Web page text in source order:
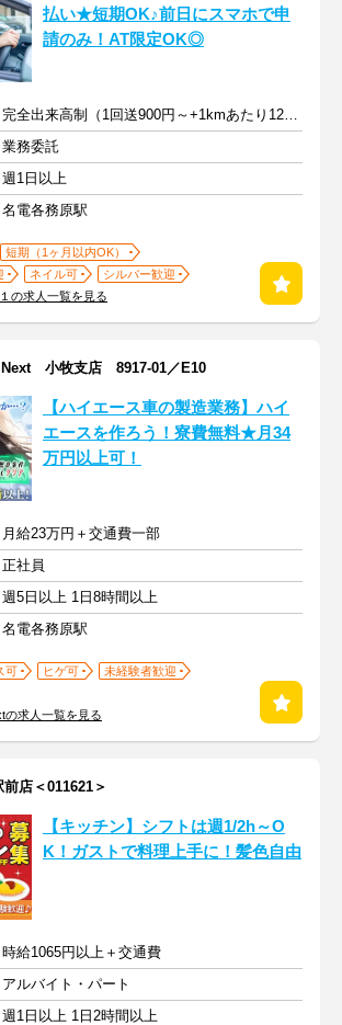
払い★短期OK♪前日にスマホで申
請のみ！AT限定OK◎
完全出来高制（1回送900円～+1kmあたり12円～）＋交通費
業務委託
週1日以上
名電各務原駅
短期（1ヶ月以内OK）
ネイル可
シルバー歓迎
の求人一覧を見る
Next 小牧支店 8917-01／E10
【ハイエース車の製造業務】ハイ
エースを作ろう！寮費無料★月34
万円以上可！
月給23万円＋交通費一部
正社員
週5日以上 1日8時間以上
名電各務原駅
可 ヒゲ可
未経験者歓迎
の求人一覧を見る
店＜011621＞
【キッチン】シフトは週1/2h～O
K！ガストで料理上手に！髪色自由
時給1065円以上＋交通費
アルバイト・パート
週1日以上 1日2時間以上